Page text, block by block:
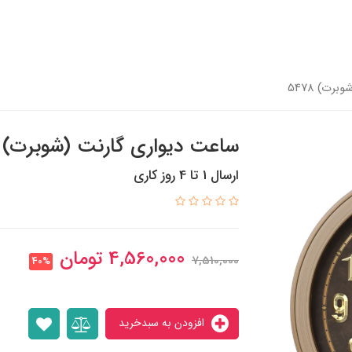
5478
ساعت دیواری گارنت (شوبرت)
ارسال 1 تا 4 روز کاری
7,510,000
4,560,000 تومان 40%